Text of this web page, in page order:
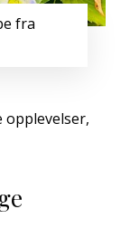
fra
opplevelser,